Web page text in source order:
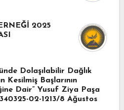
2025
Dolaşılabilir Dağlık
Kesilmiş Başlarının
Dair” Yusuf Ziya Paşa
02-1213/8 Ağustos